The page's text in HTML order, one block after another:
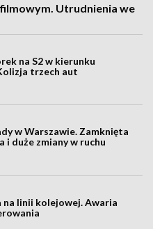
Utrudnienia we
na S2 w kierunku
trzech aut
w Warszawie. Zamknięta
i duże zmiany w ruchu
linii kolejowej. Awaria